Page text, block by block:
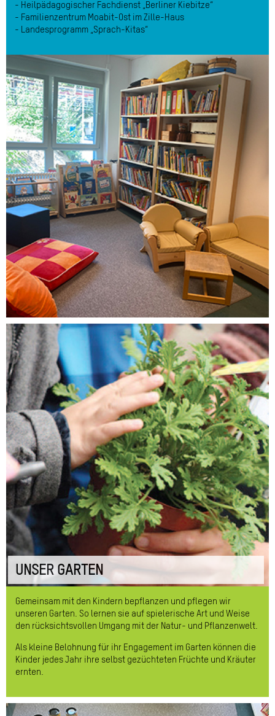
Heilpädagogischer Fachdienst „Berliner Kiebitze“
Familienzentrum Moabit-Ost im Zille-Haus
Landesprogramm „Sprach-Kitas“
UNSER GARTEN
Gemeinsam mit den Kindern bepflanzen und pflegen wir
unseren Garten. So lernen sie auf spielerische Art und Weise
den rücksichtsvollen Umgang mit der Natur- und Pflanzenwelt.
Als kleine Belohnung für ihr Engagement im Garten können die
Kinder jedes Jahr ihre selbst gezüchteten Früchte und Kräuter
ernten.